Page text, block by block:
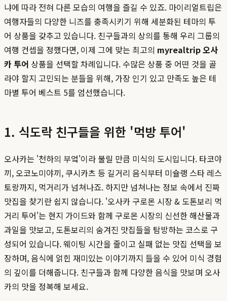
냐에 따라 전혀 다른 모습의 여행을 즐길 수 있죠. 마이리얼트립은
여행자들의 다양한 니즈를 충족시키기 위해 세분화된 테마의 투
어 상품을 갖추고 있습니다. 친구들과의 상의를 통해 우리 그룹의
여행 컨셉을 정했다면, 이제 그에 맞는 최고의 myrealtrip 오사
카 투어 상품을 선택할 차례입니다. 수많은 상품 중 어떤 것을 골
라야 할지 고민되는 분들을 위해, 가장 인기 있고 만족도 높은 테
마별 투어 베스트 5를 엄선했습니다.
1. 식도락 친구들을 위한 '먹방 투어'
오사카는 '천하의 부엌'이라 불릴 만큼 미식의 도시입니다. 타코야
끼, 오코노미야끼, 쿠시카츠 등 길거리 음식부터 미슐랭 스타 레스
토랑까지, 먹거리가 넘쳐나죠. 하지만 넘쳐나는 정보 속에서 진짜
맛집을 찾기란 쉽지 않습니다. '오사카 구로몬 시장 & 도톤보리 먹
거리 투어'는 현지 가이드와 함께 구로몬 시장의 신선한 해산물과
과일을 맛보고, 도톤보리의 숨겨진 맛집들을 탐방하는 코스로 구
성되어 있습니다. 웨이팅 시간을 줄이고 실패 없는 맛집 선택을 보
장하며, 음식에 얽힌 재미있는 이야기까지 들을 수 있어 미식 경험
의 깊이를 더해줍니다. 친구들과 함께 다양한 음식을 맛보며 오사
카의 맛을 정복해 보세요.